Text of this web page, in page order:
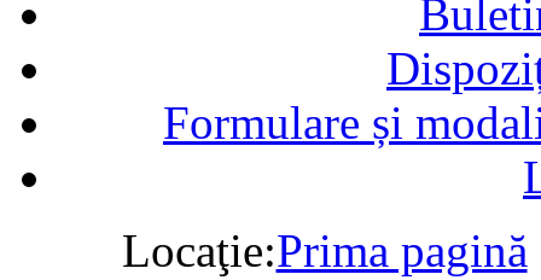
Formulare și
Locaţie:Prima pagină